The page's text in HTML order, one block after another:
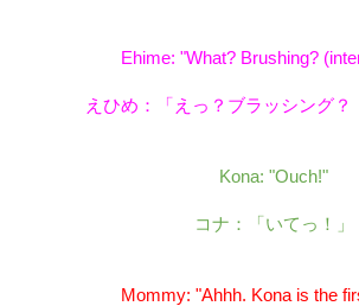
Ehime: "What? Brushing?
えひめ：「えっ？ブラッシング？
Kona: "Ouch!"
コナ：「いてっ！」
Mommy: "Ahhh. Kona is the